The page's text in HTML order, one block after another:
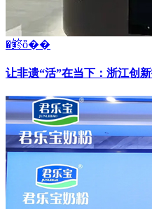
�鿴ȫ��
让非遗“活”在当下：浙江创